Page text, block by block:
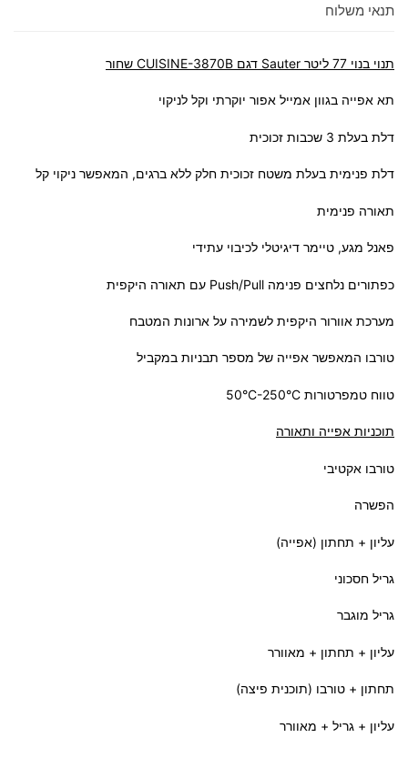
תנאי משלוח
תנוי בנוי 77 ליטר Sauter דגם CUISINE-3870B שחור
תא אפייה בגוון אמייל אפור יוקרתי וקל לניקוי
דלת בעלת 3 שכבות זכוכית
דלת פנימית בעלת משטח זכוכית חלק ללא ברגים, המאפשר ניקוי קל
תאורה פנימית
פאנל מגע, טיימר דיגיטלי לכיבוי עתידי
כפתורים נלחצים פנימה Push/Pull עם תאורה היקפית
מערכת אוורור היקפית לשמירה על ארונות המטבח
טורבו המאפשר אפייה של מספר תבניות במקביל
טווח טמפרטורות 50°C-250°C
תוכניות אפייה ותאורה
טורבו אקטיבי
הפשרה
עליון + תחתון (אפייה)
גריל חסכוני
גריל מוגבר
עליון + תחתון + מאוורר
תחתון + טורבו (תוכנית פיצה)
עליון + גריל + מאוורר